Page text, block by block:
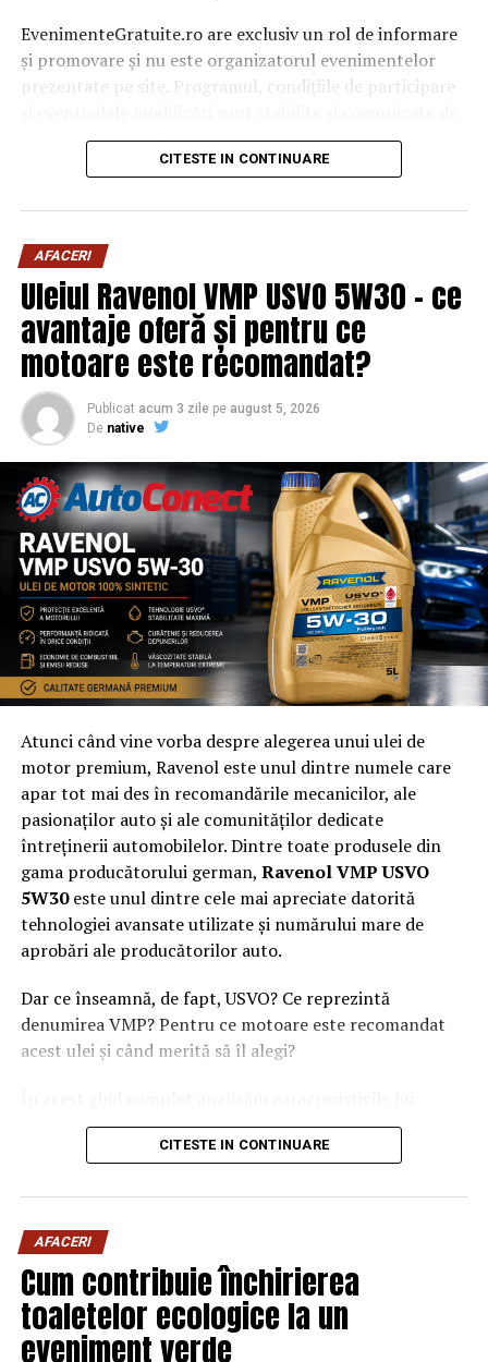
EvenimenteGratuite.ro are exclusiv un rol de informare
și promovare și nu este organizatorul evenimentelor
prezentate pe site. Programul, condițiile de participare
organizatorii fiecărui eveniment.
înainte de participare.
Organizatorii care doresc să crească vizibilitatea unui
eveniment cu acces gratuit pot solicita o ofertă de
promovare din partea echipei EvenimenteGratuite.ro.
Adresa de contact este salut@evenimentegratuite.ro
CITESTE IN CONTINUARE
AFACERI
Uleiul Ravenol VMP USVO 5W30 – ce
avantaje oferă și pentru ce
motoare este recomandat?
Publicat acum 3 zile pe august 5, 2026
De native
Atunci când vine vorba despre alegerea unui ulei de
motor premium, Ravenol este unul dintre numele care
apar tot mai des în recomandările mecanicilor, ale
pasionaților auto și ale comunităților dedicate
întreținerii automobilelor. Dintre toate produsele din
gama producătorului german, Ravenol VMP USVO
5W30este unul dintre cele mai apreciate datorită
tehnologiei avansate utilizate și numărului mare de
aprobări ale producătorilor auto.
Dar ce înseamnă, de fapt, USVO? Ce reprezintă
denumirea VMP? Pentru ce motoare este recomandat
acest ulei și când merită să îl alegi?
Ravenol VMP USVO 5W30 și explicăm de ce este
considerat unul dintre cele mai performante uleiuri de
Ravenol este un producător german de lubrifianți
fondat în anul 1946 și recunoscut la nivel internațional
pentru dezvoltarea deuleiuri de motor premium
CITESTE IN CONTINUARE
AFACERI
Cum contribuie închirierea
toaletelor ecologice la un
eveniment verde